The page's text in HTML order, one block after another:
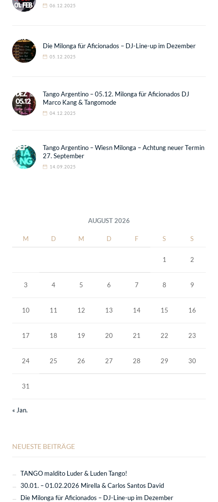
06.12.2025
Die Milonga für Aficionados – DJ-Line-up im Dezember
05.12.2025
Tango Argentino – 05.12. Milonga für Aficionados DJ
Marco Kang & Tangomode
04.12.2025
Tango Argentino – Wiesn Milonga – Achtung neuer Termin
27. September
14.09.2025
AUGUST 2026
M D M D F S S
1 2
3 4 5 6 7 8 9
10 11 12 13 14 15 16
17 18 19 20 21 22 23
24 25 26 27 28 29 30
31
« Jan.
NEUESTE BEITRÄGE
TANGO maldito Luder & Luden Tango!
30.01. – 01.02.2026 Mirella & Carlos Santos David
Die Milonga für Aficionados – DJ-Line-up im Dezember